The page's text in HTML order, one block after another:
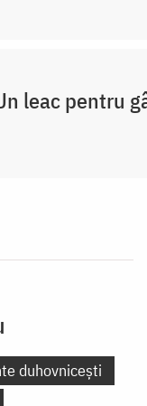
leac pentru
duhovnicești